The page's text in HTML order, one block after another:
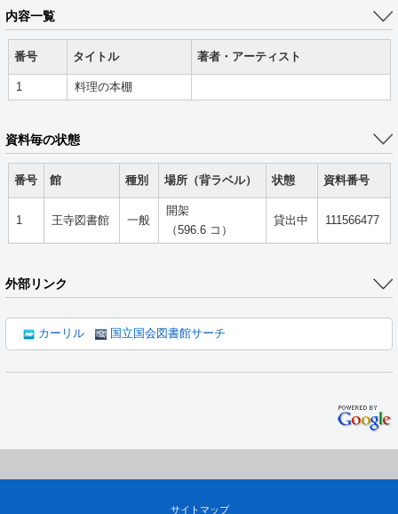
内容一覧
番号 タイトル 著者・アーティスト
1 料理の本棚
資料毎の状態
番号 館 種別 場所（背ラベル） 状態 資料番号
1 王寺図書館 一般
開架
（596.6 コ）
貸出中 111566477
外部リンク
カーリル 国立国会図書館サーチ
サイトマップ